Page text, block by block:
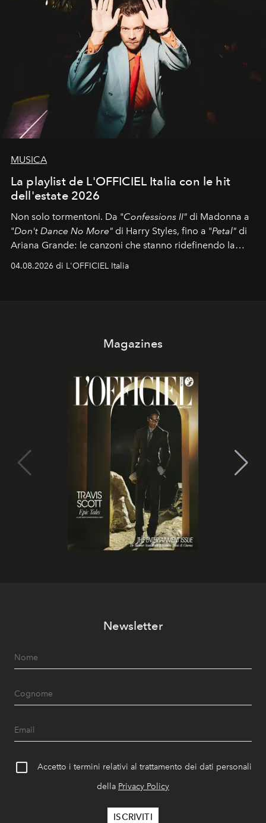
MUSICA
La playlist de L'OFFICIEL Italia con le hit
dell'estate 2026
Non solo tormentoni. Da "Confessions II" di Madonna a
"Don't Dance No More" di Harry Styles, fino a "Petal" di
Ariana Grande: le canzoni che stanno ridefinendo la
04.08.2026 di L'OFFICIEL Italia
Magazines
Newsletter
Accetto i termini relativi al trattamento dei dati personali
della Privacy Policy